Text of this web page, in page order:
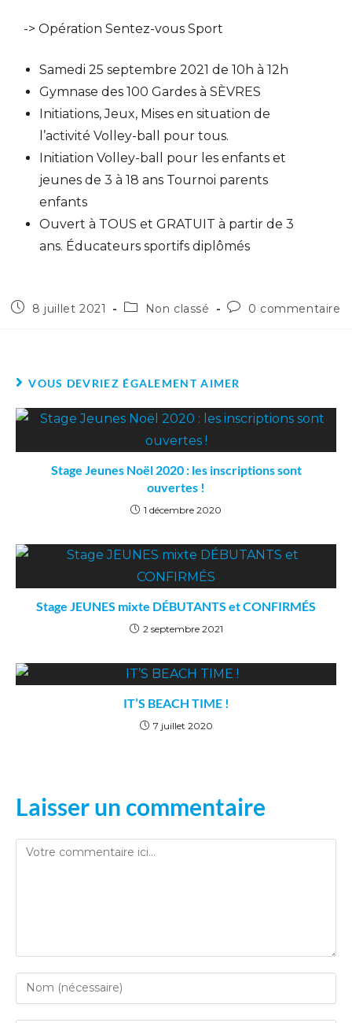
-> Opération Sentez-vous Sport
Samedi 25 septembre 2021 de 10h à 12h
Gymnase des 100 Gardes à SÈVRES
Initiations, Jeux, Mises en situation de
l’activité Volley-ball pour tous.
Initiation Volley-ball pour les enfants et
jeunes de 3 à 18 ans Tournoi parents
enfants
Ouvert à TOUS et GRATUIT à partir de 3
ans. Éducateurs sportifs diplômés
8 juillet 2021 Non classé 0 commentaire
VOUS DEVRIEZ ÉGALEMENT AIMER
Stage Jeunes Noël 2020 : les inscriptions sont
ouvertes !
1 décembre 2020
Stage JEUNES mixte DÉBUTANTS et CONFIRMÉS
2 septembre 2021
IT’S BEACH TIME !
7 juillet 2020
Laisser un commentaire